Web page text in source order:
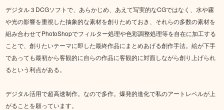
デジタル３DCGソフトで、あらかじめ、あえて写実的なCGではなく、水や霧
や光の影響を重視した抽象的な素材を創りためておき、それらの多数の素材を
組み合わせてPhotoShopでフィルター処理や色彩調整処理等を自在に加工する
ことで、創りたいテーマに即した最終作品にまとめあげる創作手法。絵が下手
であっても最初から客観的に自らの作品に客観的に対面しながら創り上げられ
るという利点がある。
デジタル活用で超高速制作。なので多作。爆発的進化で私のアートレベルが上
がることを願っています。